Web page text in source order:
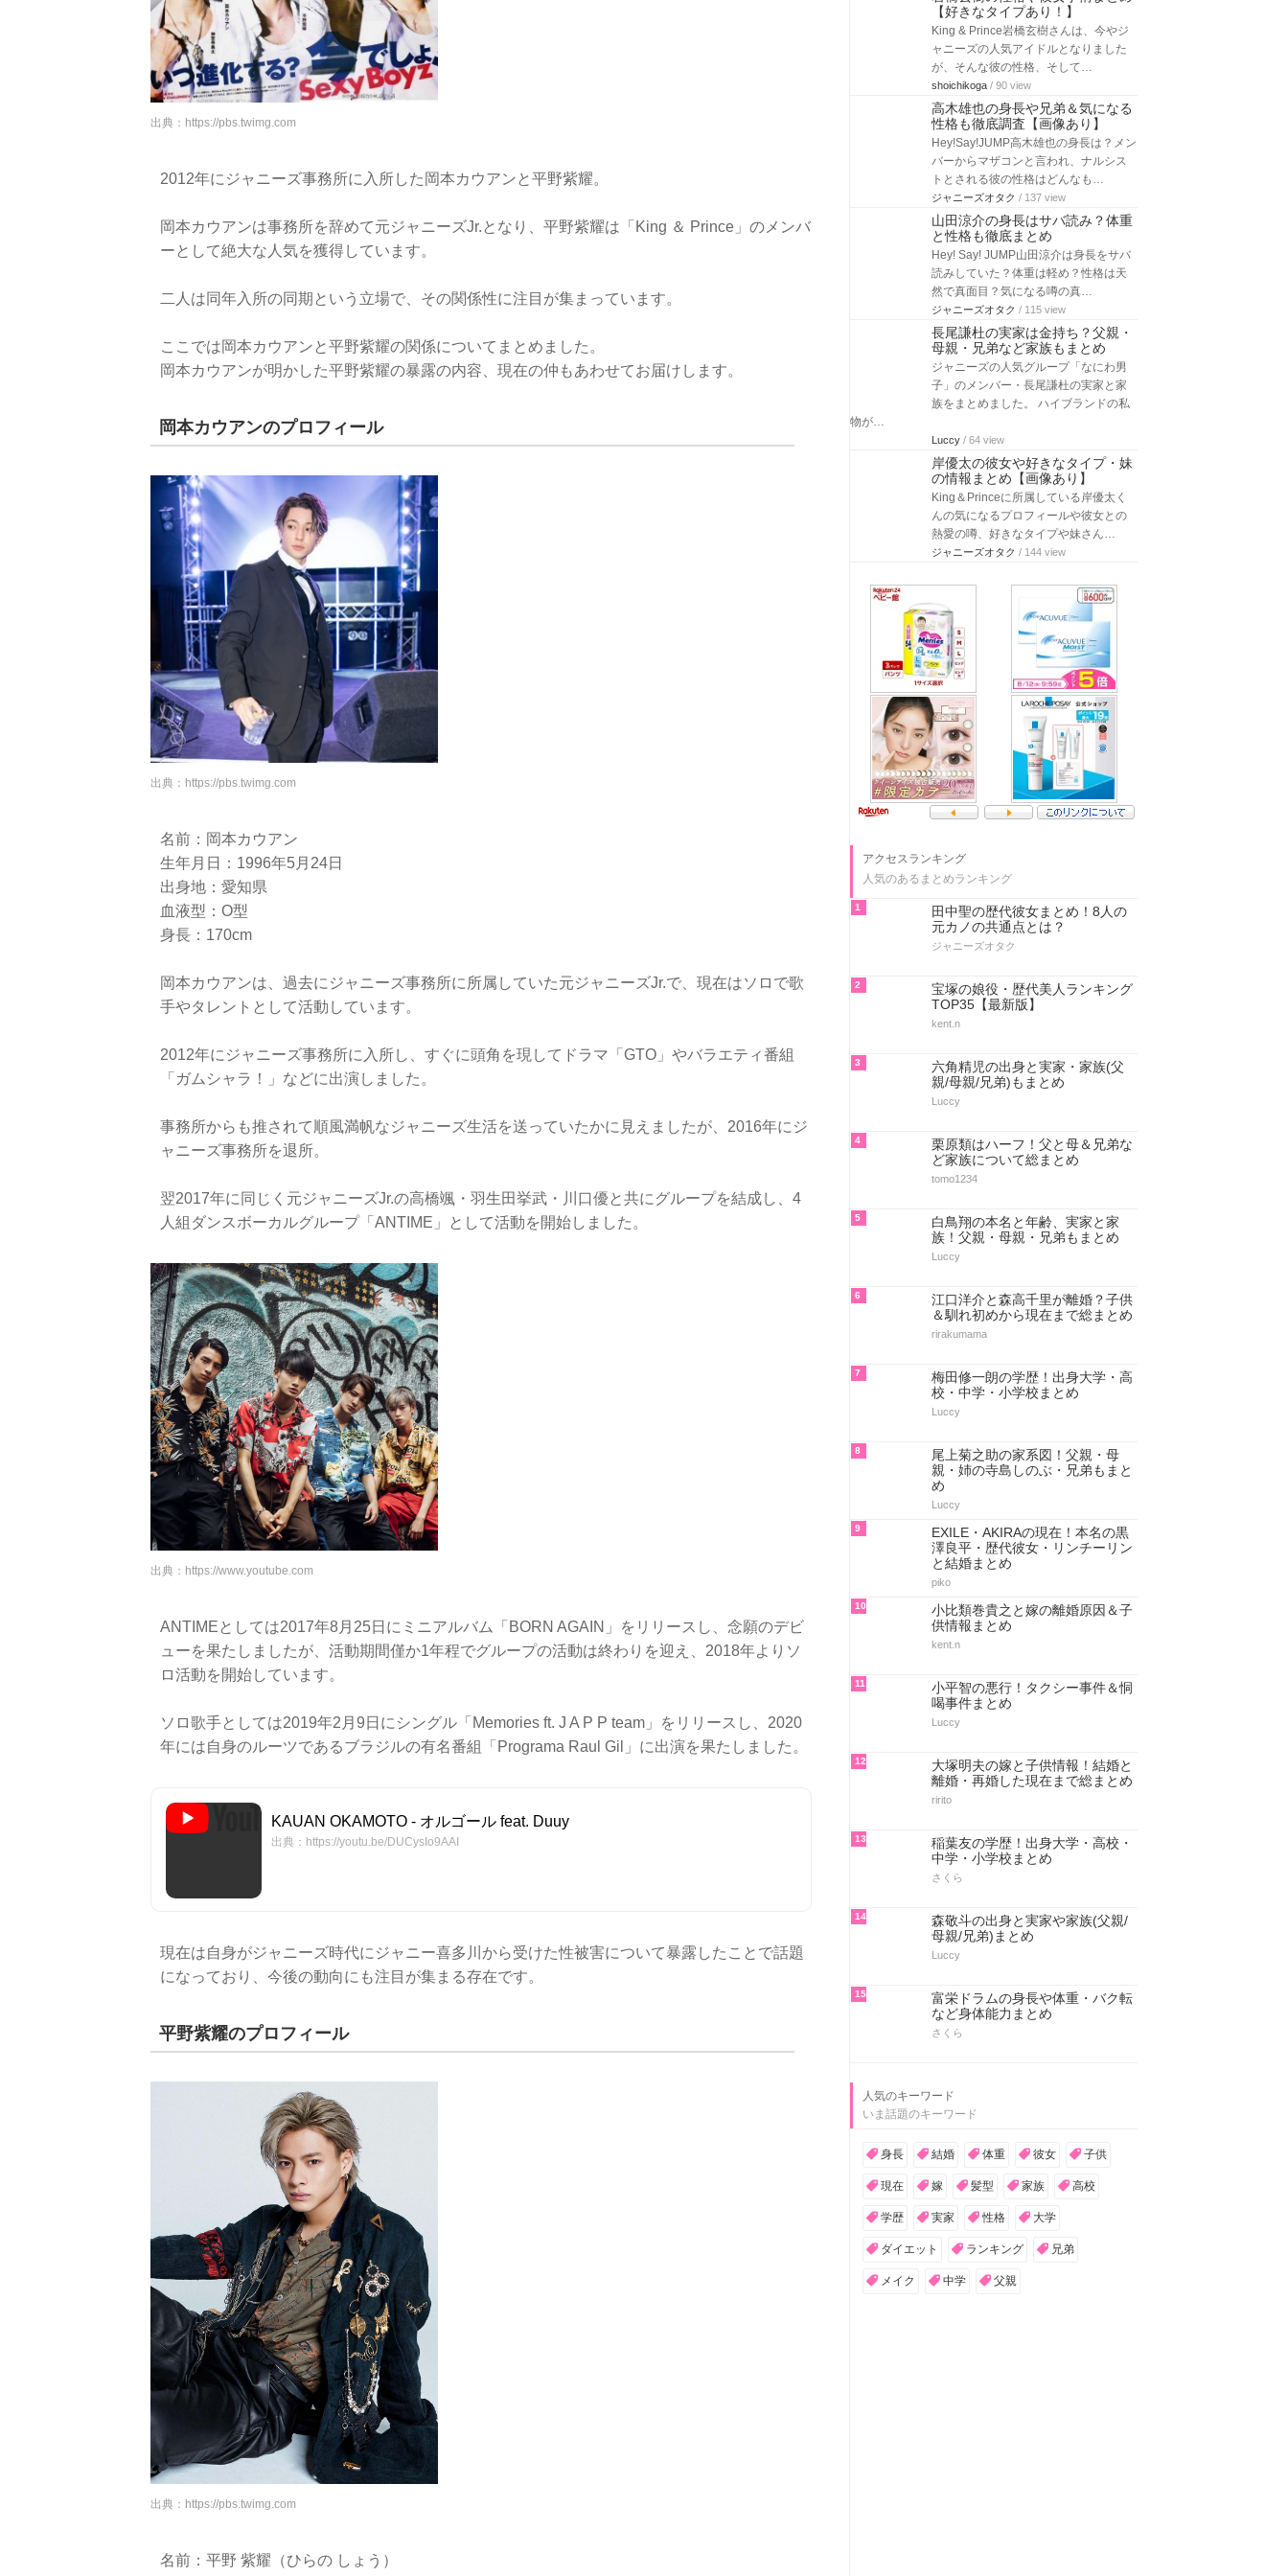
出典： https://pbs.twimg.com
2012年にジャニーズ事務所に入所した岡本カウアンと平野紫耀。
岡本カウアンは事務所を辞めて元ジャニーズJr.となり、平野紫耀は「King ＆ Prince」のメンバ
ーとして絶大な人気を獲得しています。
二人は同年入所の同期という立場で、その関係性に注目が集まっています。
ここでは岡本カウアンと平野紫耀の関係についてまとめました。
岡本カウアンが明かした平野紫耀の暴露の内容、現在の仲もあわせてお届けします。
岡本カウアンのプロフィール
出典： https://pbs.twimg.com
名前：岡本カウアン
生年月日：1996年5月24日
出身地：愛知県
血液型：O型
身長：170cm
岡本カウアンは、過去にジャニーズ事務所に所属していた元ジャニーズJr.で、現在はソロで歌
手やタレントとして活動しています。
2012年にジャニーズ事務所に入所し、すぐに頭角を現してドラマ「GTO」やバラエティ番組
「ガムシャラ！」などに出演しました。
事務所からも推されて順風満帆なジャニーズ生活を送っていたかに見えましたが、2016年にジ
ャニーズ事務所を退所。
翌2017年に同じく元ジャニーズJr.の高橋颯・羽生田挙武・川口優と共にグループを結成し、4
人組ダンスボーカルグループ「ANTIME」として活動を開始しました。
出典： https://www.youtube.com
ANTIMEとしては2017年8月25日にミニアルバム「BORN AGAIN」をリリースし、念願のデビ
ューを果たしましたが、活動期間僅か1年程でグループの活動は終わりを迎え、2018年よりソ
ロ活動を開始しています。
ソロ歌手としては2019年2月9日にシングル「Memories ft. J A P P team」をリリースし、2020
年には自身のルーツであるブラジルの有名番組「Programa Raul Gil」に出演を果たしました。
KAUAN OKAMOTO - オルゴール feat. Duuy
出典：https://youtu.be/DUCysIo9AAI
現在は自身がジャニーズ時代にジャニー喜多川から受けた性被害について暴露したことで話題
になっており、今後の動向にも注目が集まる存在です。
平野紫耀のプロフィール
出典： https://pbs.twimg.com
名前：平野 紫耀（ひらの しょう）
【好きなタイプあり！】
King & Prince岩橋玄樹さんは、今やジ
ャニーズの人気アイドルとなりました
が、そんな彼の性格、そして…
shoichikoga / 90 view
高木雄也の身長や兄弟＆気になる
性格も徹底調査【画像あり】
Hey!Say!JUMP高木雄也の身長は？メン
バーからマザコンと言われ、ナルシス
トとされる彼の性格はどんなも…
ジャニーズオタク / 137 view
山田涼介の身長はサバ読み？体重
と性格も徹底まとめ
Hey! Say! JUMP山田涼介は身長をサバ
読みしていた？体重は軽め？性格は天
然で真面目？気になる噂の真…
ジャニーズオタク / 115 view
長尾謙杜の実家は金持ち？父親・
母親・兄弟など家族もまとめ
ジャニーズの人気グループ「なにわ男
子」のメンバー・長尾謙杜の実家と家
族をまとめました。 ハイブランドの私
物が…
Luccy / 64 view
岸優太の彼女や好きなタイプ・妹
の情報まとめ【画像あり】
King＆Princeに所属している岸優太く
んの気になるプロフィールや彼女との
熱愛の噂、好きなタイプや妹さん…
ジャニーズオタク / 144 view
アクセスランキング
人気のあるまとめランキング
1
田中聖の歴代彼女まとめ！8人の
元カノの共通点とは？
ジャニーズオタク
2
宝塚の娘役・歴代美人ランキング
TOP35【最新版】
kent.n
3
六角精児の出身と実家・家族(父
親/母親/兄弟)もまとめ
Luccy
4
栗原類はハーフ！父と母＆兄弟な
ど家族について総まとめ
tomo1234
5
白鳥翔の本名と年齢、実家と家
族！父親・母親・兄弟もまとめ
Luccy
6
江口洋介と森高千里が離婚？子供
＆馴れ初めから現在まで総まとめ
rirakumama
7
梅田修一朗の学歴！出身大学・高
校・中学・小学校まとめ
Luccy
8
尾上菊之助の家系図！父親・母
親・姉の寺島しのぶ・兄弟もまと
め
Luccy
9
EXILE・AKIRAの現在！本名の黒
澤良平・歴代彼女・リンチーリン
と結婚まとめ
piko
10
小比類巻貴之と嫁の離婚原因＆子
供情報まとめ
kent.n
11
小平智の悪行！タクシー事件＆恫
喝事件まとめ
Luccy
12
大塚明夫の嫁と子供情報！結婚と
離婚・再婚した現在まで総まとめ
ririto
13
稲葉友の学歴！出身大学・高校・
中学・小学校まとめ
さくら
14
森敬斗の出身と実家や家族(父親/
母親/兄弟)まとめ
Luccy
15
富栄ドラムの身長や体重・バク転
など身体能力まとめ
さくら
人気のキーワード
いま話題のキーワード
身長 結婚 体重 彼女 子供
現在 嫁 髪型 家族 高校
学歴 実家 性格 大学
ダイエット ランキング 兄弟
メイク 中学 父親